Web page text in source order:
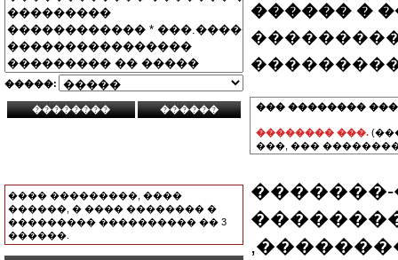
�����:
���� ���������, ����
������, � ���� �������� �
��������� ���������� �� 3
������.
������ �
��� ��������
�������� ���.
���, ���